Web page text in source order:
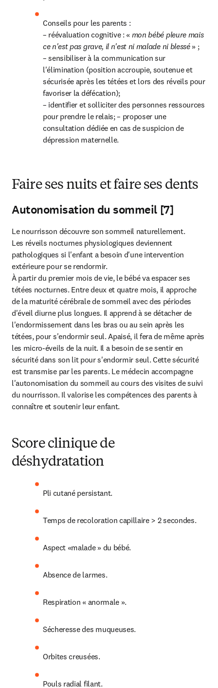
Conseils pour les parents :
– réévaluation cognitive : « mon bébé pleure mais
ce n'est pas grave, il n'est ni malade ni blessé » ;
– sensibiliser à la communication sur
l'élimination (position accroupie, soutenue et
sécurisée après les tétées et lors des réveils pour
favoriser la défécation);
– identifier et solliciter des personnes ressources
pour prendre le relais; – proposer une
consultation dédiée en cas de suspicion de
dépression maternelle.
Faire ses nuits et faire ses dents
Autonomisation du sommeil [7]
Le nourrisson découvre son sommeil naturellement.
Les réveils nocturnes physiologiques deviennent
pathologiques si l'enfant a besoin d'une intervention
extérieure pour se rendormir.
À partir du premier mois de vie, le bébé va espacer ses
tétées nocturnes. Entre deux et quatre mois, il approche
de la maturité cérébrale de sommeil avec des périodes
d'éveil diurne plus longues. Il apprend à se détacher de
l'endormissement dans les bras ou au sein après les
tétées, pour s'endormir seul. Apaisé, il fera de même après
les micro-éveils de la nuit. Il a besoin de se sentir en
sécurité dans son lit pour s'endormir seul. Cette sécurité
est transmise par les parents. Le médecin accompagne
l'autonomisation du sommeil au cours des visites de suivi
du nourrisson. Il valorise les compétences des parents à
connaître et soutenir leur enfant.
Score clinique de
déshydratation
Pli cutané persistant.
Temps de recoloration capillaire > 2 secondes.
Aspect «malade » du bébé.
Absence de larmes.
Respiration « anormale ».
Sécheresse des muqueuses.
Orbites creusées.
Pouls radial filant.